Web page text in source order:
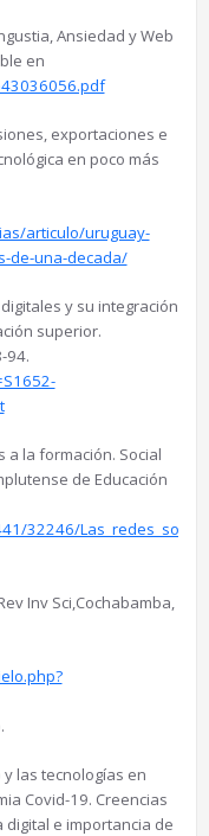
Ansiedad y Web
en
exportaciones e
en poco más
articulo/uruguay-
de-una-decada/
y su integración
superior.
94.
a la formación. Social
de Educación
32246/
Inv Sci,Cochabamba,
y las tecnologías en
Covid-19. Creencias
e importancia de